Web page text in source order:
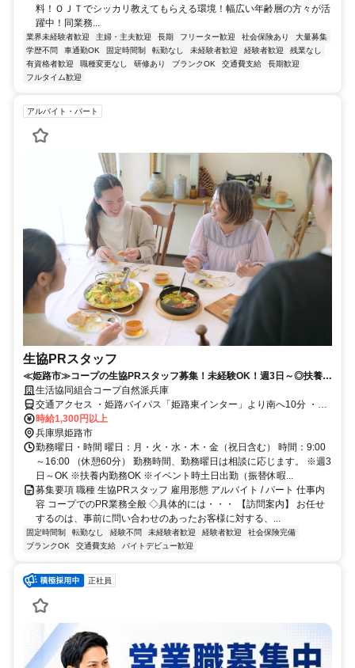
料！ＯＪＴでシッカリ教えてもらえる環境！幅広い年齢層の方々が活
躍中！同業務...
業界未経験者歓迎 主婦・主夫歓迎 長期 フリーター歓迎 社会保険あり
大量募集
学歴不問
車通勤OK 固定時間制 転勤なし 未経験者歓迎 経験者歓迎
残業なし
有資格者歓迎
職種変更なし 研修あり ブランクOK 交通費支給
長期歓迎
フルタイム歓迎
アルバイト・パート
生協PRスタッフ
≪姫路市≫コープの生協PRスタッフ募集！未経験OK！週3日～◎扶養内
勤務にも対応！女性活躍中！
生活協同組合コープ自然派兵庫
交通アクセス ・姫路バイパス「姫路東インター」より南へ10分 ・山
陽電鉄「八家」駅から徒歩7～8分
時給1,300円以上
兵庫県姫路市
勤務曜日・時間 曜日：月・火・水・木・金（祝日含む） 時間：9:00
～16:00 （休憩60分） 勤務時間、勤務曜日は相談に応じます。 ※週3
日～OK ※扶養内勤務OK ※イベント時土日出勤（振替休暇...
募集要項 職種 生協PRスタッフ 雇用形態 アルバイト / パート 仕事内
容 コープでのPR業務全般 ◇具体的には・・・ 【訪問案内】 お任せ
するのは、事前に問い合わせのあったお客様に対する、...
固定時間制 転勤なし 経験不問 未経験者歓迎 経験者歓迎
社会保険完備
ブランクOK
交通費支給 バイトデビュー歓迎
正社員